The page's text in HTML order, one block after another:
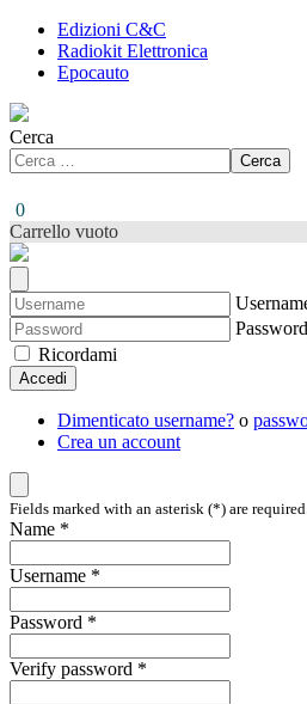
Edizioni C&C
Radiokit Elettronica
Epocauto
Cerca
Cerca
0
Carrello vuoto
Password
Ricordami
Accedi
Dimenticato username? o
Crea un account
Fields marked with an asterisk (*) are
Name *
Username *
Password *
Verify password *